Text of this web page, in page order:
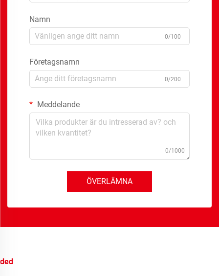
Namn
0/100
Företagsnamn
0/200
Meddelande
0/1000
ÖVERLÄMNA
ded